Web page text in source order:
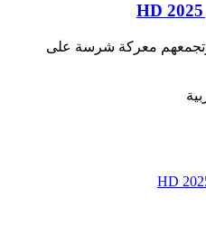
وتجمعهم معركة شرسة على